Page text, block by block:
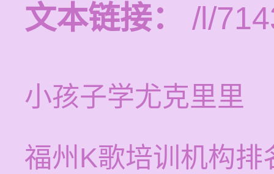
文本链接：
/l/
小孩子学尤克里里
福州K歌培训机构排